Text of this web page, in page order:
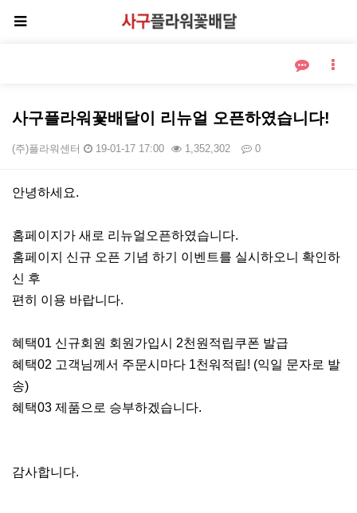
사구플라워꽃배달이 리뉴얼 오픈하였습니다!
(주)플라워센터 19-01-17 17:00 1,352,302 0
본문
안녕하세요.
홈페이지가 새로 리뉴얼오픈하였습니다.
홈페이지 신규 오픈 기념 하기 이벤트를 실시하오니 확인하
신 후
편히 이용 바랍니다.
혜택01 신규회원 회원가입시 2천원적립쿠폰 발급
혜택02 고객님께서 주문시마다 1천워적립! (익일 문자로 발
송)
혜택03 제품으로 승부하겠습니다.
감사합니다.